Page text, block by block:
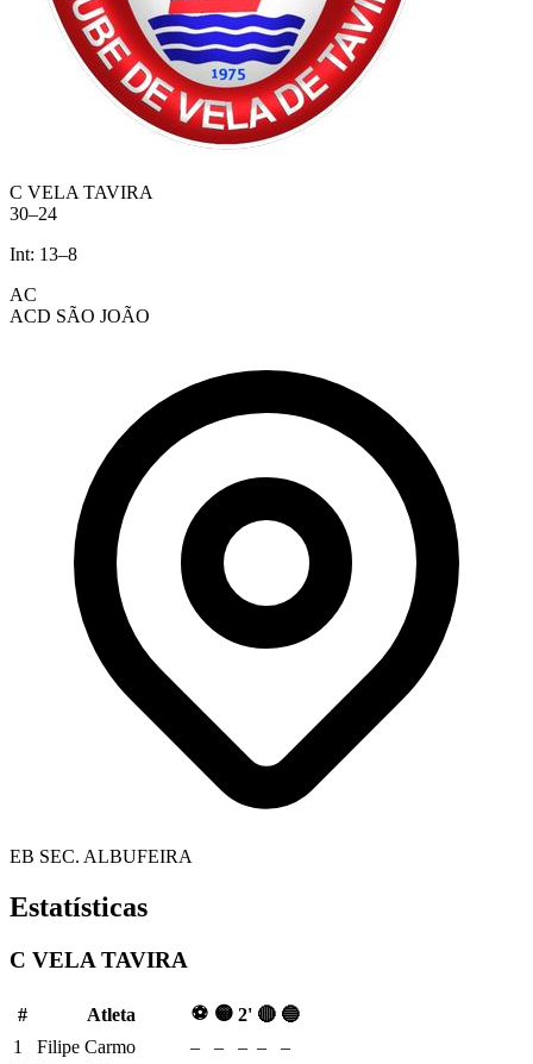
C VELA TAVIRA
30–24
Int: 13–8
AC
ACD SÃO JOÃO
EB SEC. ALBUFEIRA
Estatísticas
C VELA TAVIRA
# Atleta ⚽ 🟡 2' 🔴 🔵
1
Filipe Carmo – – – –
–